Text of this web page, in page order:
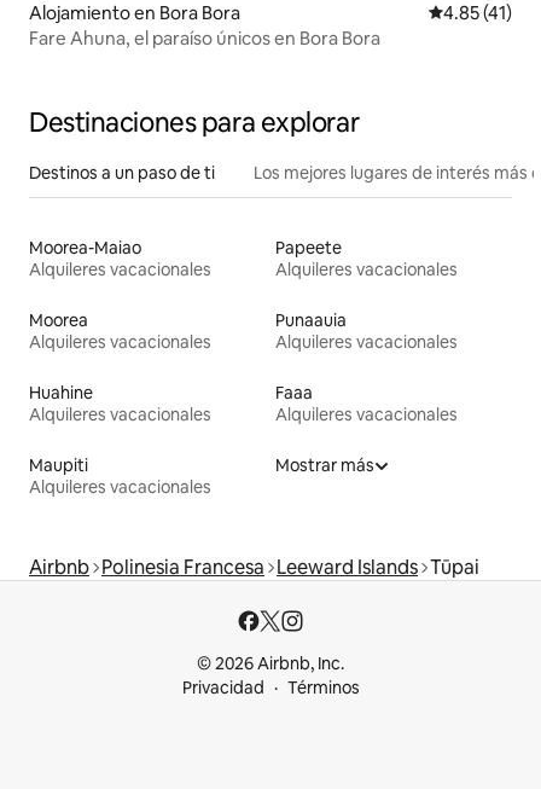
Alojamiento en Bora Bora Calificación
4.85 (41)
Fare Ahuna, el paraíso únicos en Bora Bora
Destinaciones para explorar
Destinos a un paso de ti Los mejores lugares de interés más
Moorea-Maiao
Alquileres vacacionales
Papeete
Alquileres vacacionales
Moorea
Alquileres vacacionales
Punaauia
Alquileres vacacionales
Huahine
Alquileres vacacionales
Faaa
Alquileres vacacionales
Maupiti
Alquileres vacacionales
Mostrar más
Airbnb Polinesia Francesa Leeward Islands Tūpai
© 2026 Airbnb, Inc.
Privacidad
Términos